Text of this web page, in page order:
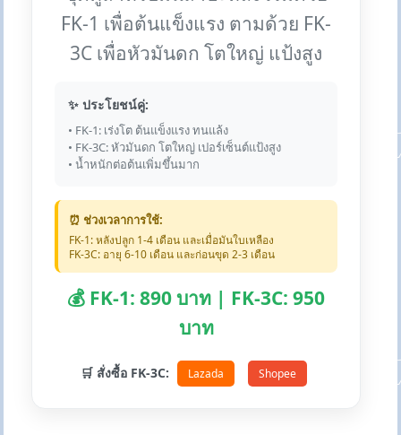
FK-1 เพื่อต้นแข็งแรง ตามด้วย FK-
3C เพื่อหัวมันดก โตใหญ่ แป้งสูง
✨ ประโยชน์คู่:
• FK-1: เร่งโต ต้นแข็งแรง ทนแล้ง
• FK-3C: หัวมันดก โตใหญ่ เปอร์เซ็นต์แป้งสูง
• น้ำหนักต่อต้นเพิ่มขึ้นมาก
⏰ ช่วงเวลาการใช้:
FK-1: หลังปลูก 1-4 เดือน และเมื่อมันใบเหลือง
FK-3C: อายุ 6-10 เดือน และก่อนขุด 2-3 เดือน
💰 FK-1: 890 บาท | FK-3C: 950
บาท
🛒 สั่งซื้อ FK-3C: Lazada Shopee